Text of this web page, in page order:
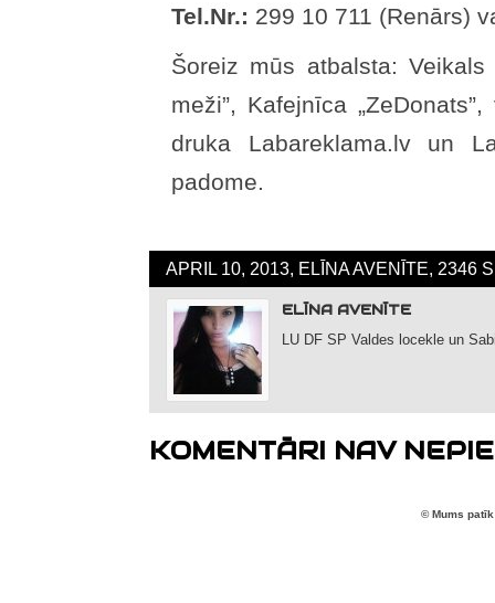
Tel.Nr.: 299 10 711 (Renārs)
Šoreiz mūs atbalsta: Veikals
meži”, Kafejnīca
druka Labareklama.lv un
padome.
APRIL 10, 2013, ELĪNA AVENĪTE, 2346
ELĪNA AVENĪTE
LU DF SP Valdes locekle un
KOMENTĀRI NAV
© Mums